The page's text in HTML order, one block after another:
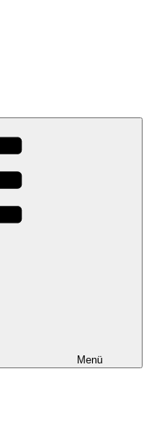
Menü